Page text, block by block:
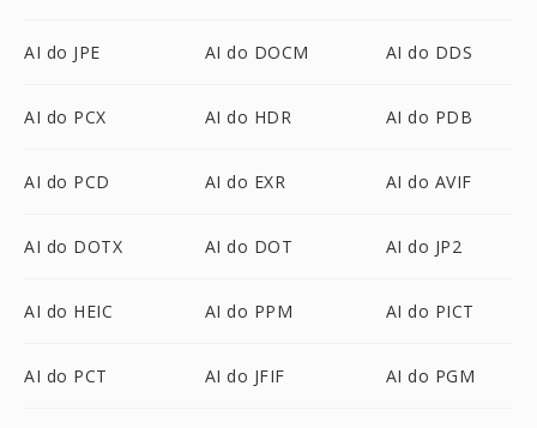
AI do JPE AI do DOCM AI do DDS
AI do PCX AI do HDR AI do PDB
AI do PCD AI do EXR AI do AVIF
AI do DOTX AI do DOT AI do JP2
AI do HEIC AI do PPM AI do PICT
AI do PCT AI do JFIF AI do PGM